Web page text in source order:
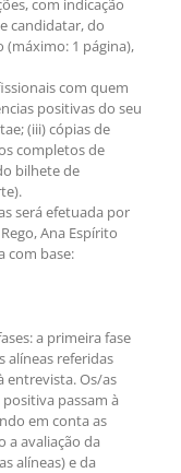
com indicação
candidatar, do
1 página),
com quem
positivas do seu
(iii) cópias de
completos de
bilhete de
será efetuada por
Ana Espírito
com base:
a primeira fase
alíneas referidas
entrevista. Os/as
passam à
em conta as
a avaliação da
alíneas) e da